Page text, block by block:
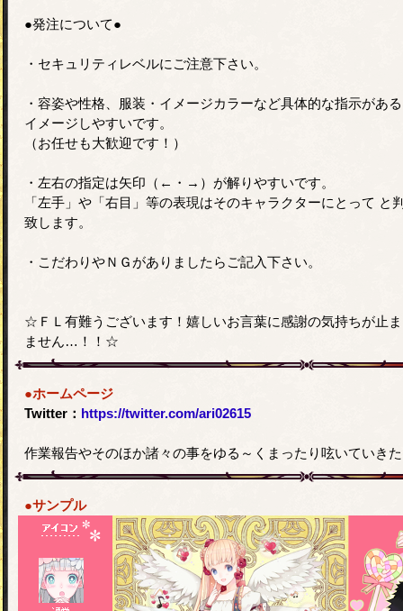
●発注について●
・セキュリティレベルにご注意下さい。
・容姿や性格、服装・イメージカラーなど具体的な指示があ
イメージしやすいです。
（お任せも大歓迎です！）
・左右の指定は矢印（←・→）が解りやすいです。
「左手」や「右目」等の表現はそのキャラクターにとって と
致します。
・こだわりやＮＧがありましたらご記入下さい。
☆ＦＬ有難うございます！嬉しいお言葉に感謝の気持ちが止
ません…！！☆
●ホームページ
Twitter： https://twitter.com/ari02615
作業報告やそのほか諸々の事をゆる～くまったり呟いていき
●サンプル